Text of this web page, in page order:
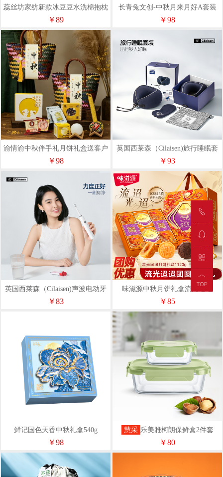
蕊丝坊家纺新款冰豆豆水洗棉抱枕
被
￥89
长青兔文创-中秋月来月好A套装
￥98
渝情渝中秋伴手礼月饼礼盒送客户
可定制logo清宵望月礼-1
￥98
英国西莱森（Cilaisen)旅行睡眠套
装CP-C8
￥93
英国西莱森（Cilaisen)声波电动牙
刷CP-T9
￥83
味滋源中秋月饼礼盒流光迢迢
1120g
￥85
鲜记国色天香中秋礼盒540g
￥98
慧采 乐美雅柯朗保鲜盒2件套
X1243
￥80